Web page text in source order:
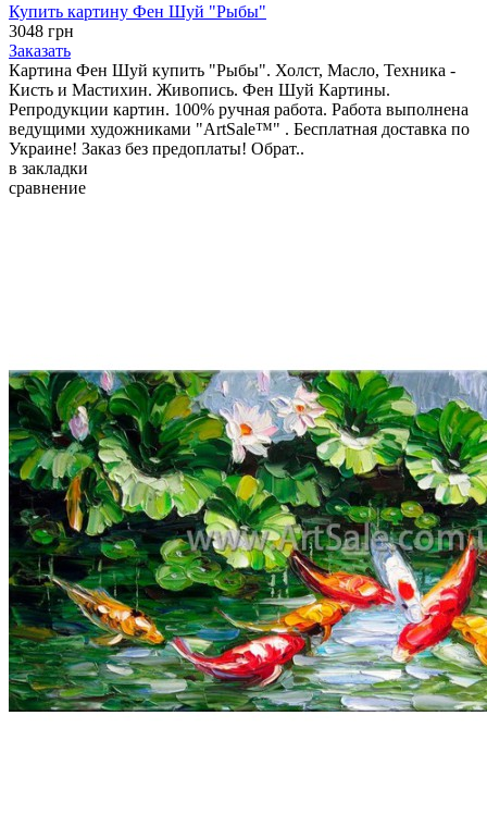
Купить картину Фен Шуй "Рыбы"
3048 грн
Заказать
Картина Фен Шуй купить "Рыбы". Холст, Масло, Техника -
Кисть и Мастихин. Живопись. Фен Шуй Картины.
Репродукции картин. 100% ручная работа. Работа выполнена
ведущими художниками "ArtSale™" . Бесплатная доставка по
Украине! Заказ без предоплаты! Обрат..
в закладки
сравнение